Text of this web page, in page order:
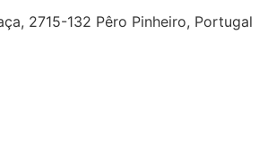
2715-132 Pêro Pinheiro, Portugal